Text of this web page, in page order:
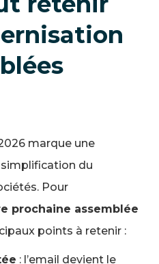
marque une
du
Pour
prochaine assemblée
points à retenir :
: l’email devient le